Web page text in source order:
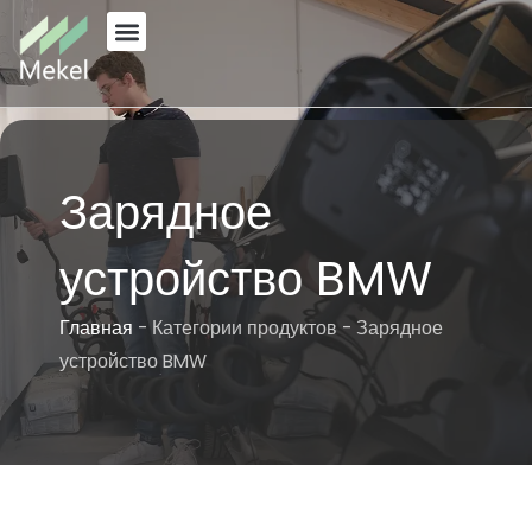
Перейти
содержанию
Зарядное
устройство BMW
Главная - Категории продуктов - Зарядное
устройство BMW